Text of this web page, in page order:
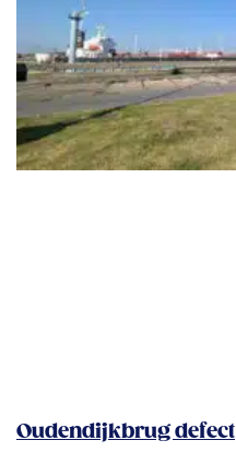
Oudendijkbrug defect